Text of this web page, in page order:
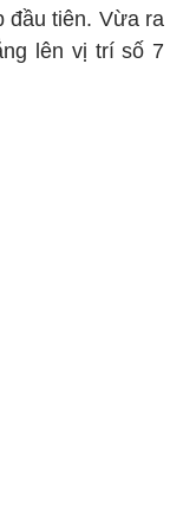
đầu tiên. Vừa ra
lên vị trí số 7